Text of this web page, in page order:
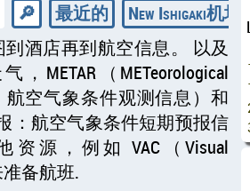
最近的
New Ishigaki机场
酒店再到航空信息。 以及
METAR（METeorological
航空气象条件观测信息）和
：航空气象条件短期预报信
源，例如 VAC（Visual
准备航班.